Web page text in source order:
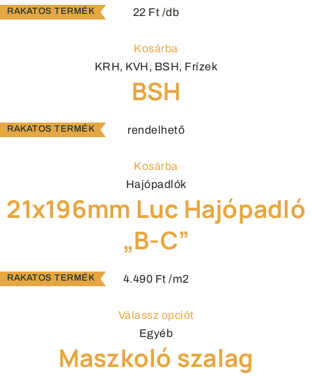
22 Ft /db
Kosárba
KRH, KVH, BSH, Frízek
BSH
rendelhető
Kosárba
Hajópadlók
21x196mm Luc Hajópadló
„B-C”
4.490 Ft /m2
Válassz opciót
Egyéb
Maszkoló szalag